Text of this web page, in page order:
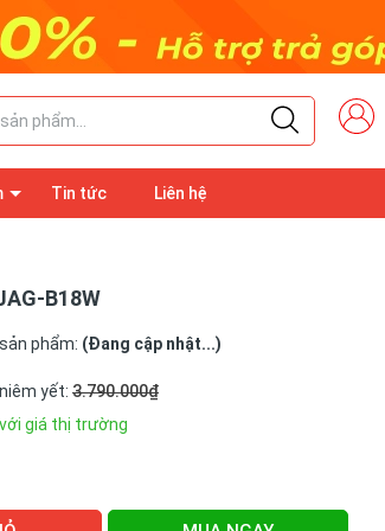
Tin tức Liên hệ
B18W
phẩm: (Đang cập nhật...)
yết: 3.790.000₫
giá thị trường